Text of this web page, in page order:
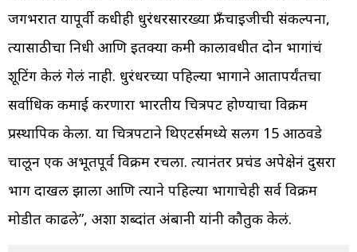
जगभरात यापूर्वी कधीही धुरंधरसारख्या फ्रँचाइजीची संकल्पना,
त्यासाठीचा निधी आणि इतक्या कमी कालावधीत दोन भागांचं
शूटिंग केलं गेलं नाही. धुरंधरच्या पहिल्या भागाने आतापर्यंतचा
सर्वाधिक कमाई करणारा भारतीय चित्रपट होण्याचा विक्रम
प्रस्थापिक केला. या चित्रपटाने थिएटर्समध्ये सलग 15 आठवडे
चालून एक अभूतपूर्व विक्रम रचला. त्यानंतर प्रचंड अपेक्षेनं दुसरा
भाग दाखल झाला आणि त्याने पहिल्या भागाचेही सर्व विक्रम
मोडीत काढले”, अशा शब्दांत अंबानी यांनी कौतुक केलं.